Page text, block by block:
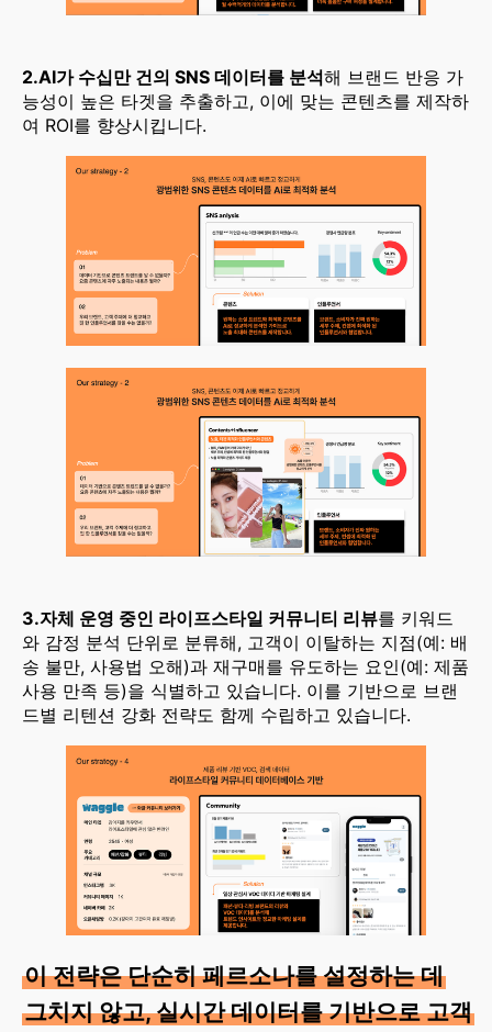
2.AI가 수십만 건의 SNS 데이터를 분석해 브랜드 반응 가
능성이 높은 타겟을 추출하고, 이에 맞는 콘텐츠를 제작하
여 ROI를 향상시킵니다.
3.자체 운영 중인 라이프스타일 커뮤니티 리뷰를 키워드
와 감정 분석 단위로 분류해, 고객이 이탈하는 지점(예: 배
송 불만, 사용법 오해)과 재구매를 유도하는 요인(예: 제품
사용 만족 등)을 식별하고 있습니다. 이를 기반으로 브랜
드별 리텐션 강화 전략도 함께 수립하고 있습니다.
이 전략은 단순히 페르소나를 설정하는 데
그치지 않고, 실시간 데이터를 기반으로 고객